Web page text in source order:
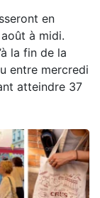
en
à midi.
la fin de la
entre mercredi
atteindre 37